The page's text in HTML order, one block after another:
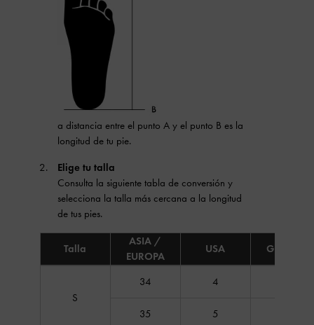
a distancia entre el punto A y el punto B es la
longitud de tu pie.
Elige tu talla
Consulta la siguiente tabla de conversión y
selecciona la talla más cercana a la longitud
de tus pies.
Talla
ASIA /
EUROPA
USA GB / IN
S
34 4
35 5